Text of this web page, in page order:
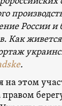
России и
Как живется
.
на этом